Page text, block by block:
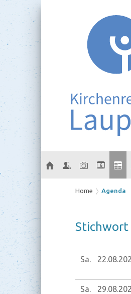
6
Home Agenda
Sa. 22.08.
Sa. 29.08.